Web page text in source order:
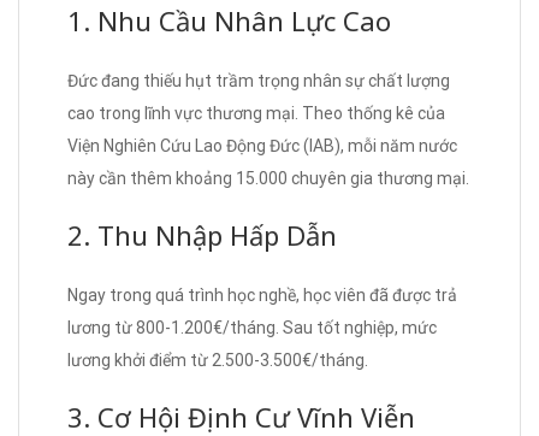
1. Nhu Cầu Nhân Lực Cao
Đức đang thiếu hụt trầm trọng nhân sự chất lượng
cao trong lĩnh vực thương mại. Theo thống kê của
Viện Nghiên Cứu Lao Động Đức (IAB), mỗi năm nước
này cần thêm khoảng 15.000 chuyên gia thương mại.
2. Thu Nhập Hấp Dẫn
Ngay trong quá trình học nghề, học viên đã được trả
lương từ 800-1.200€/tháng. Sau tốt nghiệp, mức
lương khởi điểm từ 2.500-3.500€/tháng.
3. Cơ Hội Định Cư Vĩnh Viễn